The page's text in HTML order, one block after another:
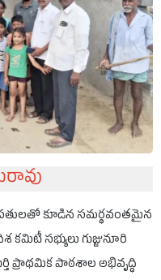
కూడిన సమర్థవంతమైన
సభ్యులు గుజ్జునూరి
ప్రాథమిక పాఠశాల అభివృద్ధి